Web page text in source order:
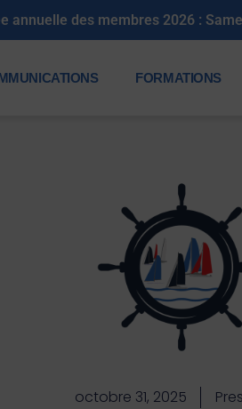
FORMATIONS
octobre 31, 2025